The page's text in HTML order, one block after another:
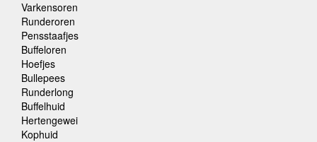
Varkensoren
Runderoren
Pensstaafjes
Buffeloren
Hoefjes
Bullepees
Runderlong
Buffelhuid
Hertengewei
Kophuid